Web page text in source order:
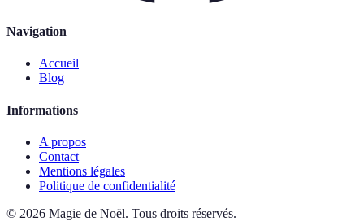
Navigation
Accueil
Blog
Informations
A propos
Contact
Mentions légales
Politique de confidentialité
© 2026 Magie de Noël. Tous droits réservés.